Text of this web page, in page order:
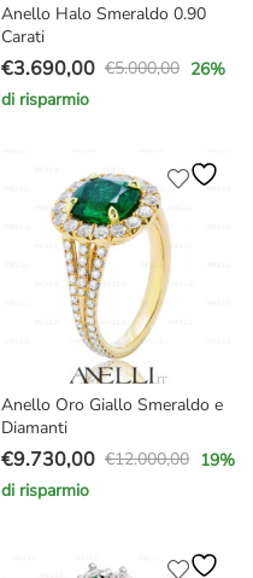
Anello Halo Smeraldo 0.90
Carati
€5.000,00
Il
prezzo
€5.000,00.
€3.690,00
Il
prezzo
€3.690,00.
26%
di risparmio
Anello Oro Giallo Smeraldo e
Diamanti
€12.000,00
Il
prezzo
€9.730,00
Il
prezzo
19%
di risparmio